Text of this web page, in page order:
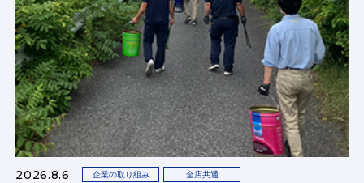
2026.8.6 企業の取り組み 全店共通